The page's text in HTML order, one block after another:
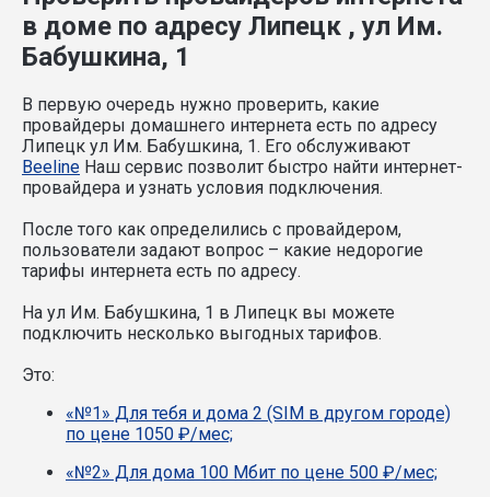
в доме по адресу Липецк , ул Им.
Бабушкина, 1
В первую очередь нужно проверить, какие
провайдеры домашнего интернета есть по адресу
Липецк ул Им. Бабушкина, 1. Его обслуживают
Beeline Наш сервис позволит быстро найти интернет-
провайдера и узнать условия подключения.
После того как определились с провайдером,
пользователи задают вопрос – какие недорогие
тарифы интернета есть по адресу.
На ул Им. Бабушкина, 1 в Липецк вы можете
подключить несколько выгодных тарифов.
Это:
«№1» Для тебя и дома 2 (SIM в другом городе)
по цене 1050 ₽/мес;
«№2» Для дома 100 Мбит по цене 500 ₽/мес;